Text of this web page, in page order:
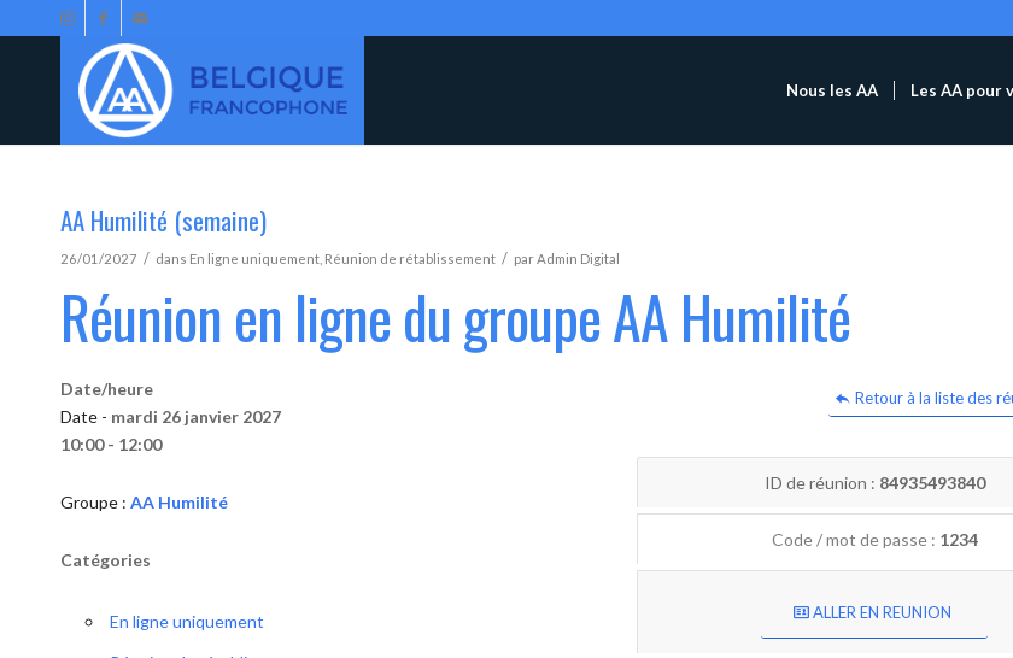
Nous les AA Les AA pour
AA Humilité (semaine)
26/01/2027 / dans En ligne uniquement Réunion de rétablissement / parAdmin Digital
Réunion en ligne du groupe AA Humilité
Retour à la liste des
Date/heure
Date - mardi 26 janvier 2027
10:00 - 12:00
Groupe : AA Humilité
Catégories
En ligne uniquement
ID de réunion : 84935493840
Code / mot de passe : 1234
ALLER EN REUNION